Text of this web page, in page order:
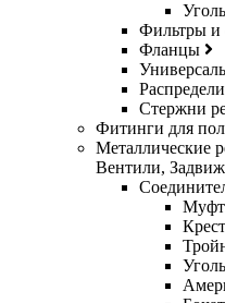
Фильтры и
Фланцы
Стержни
Фитинги для
Металлические
Вентили,